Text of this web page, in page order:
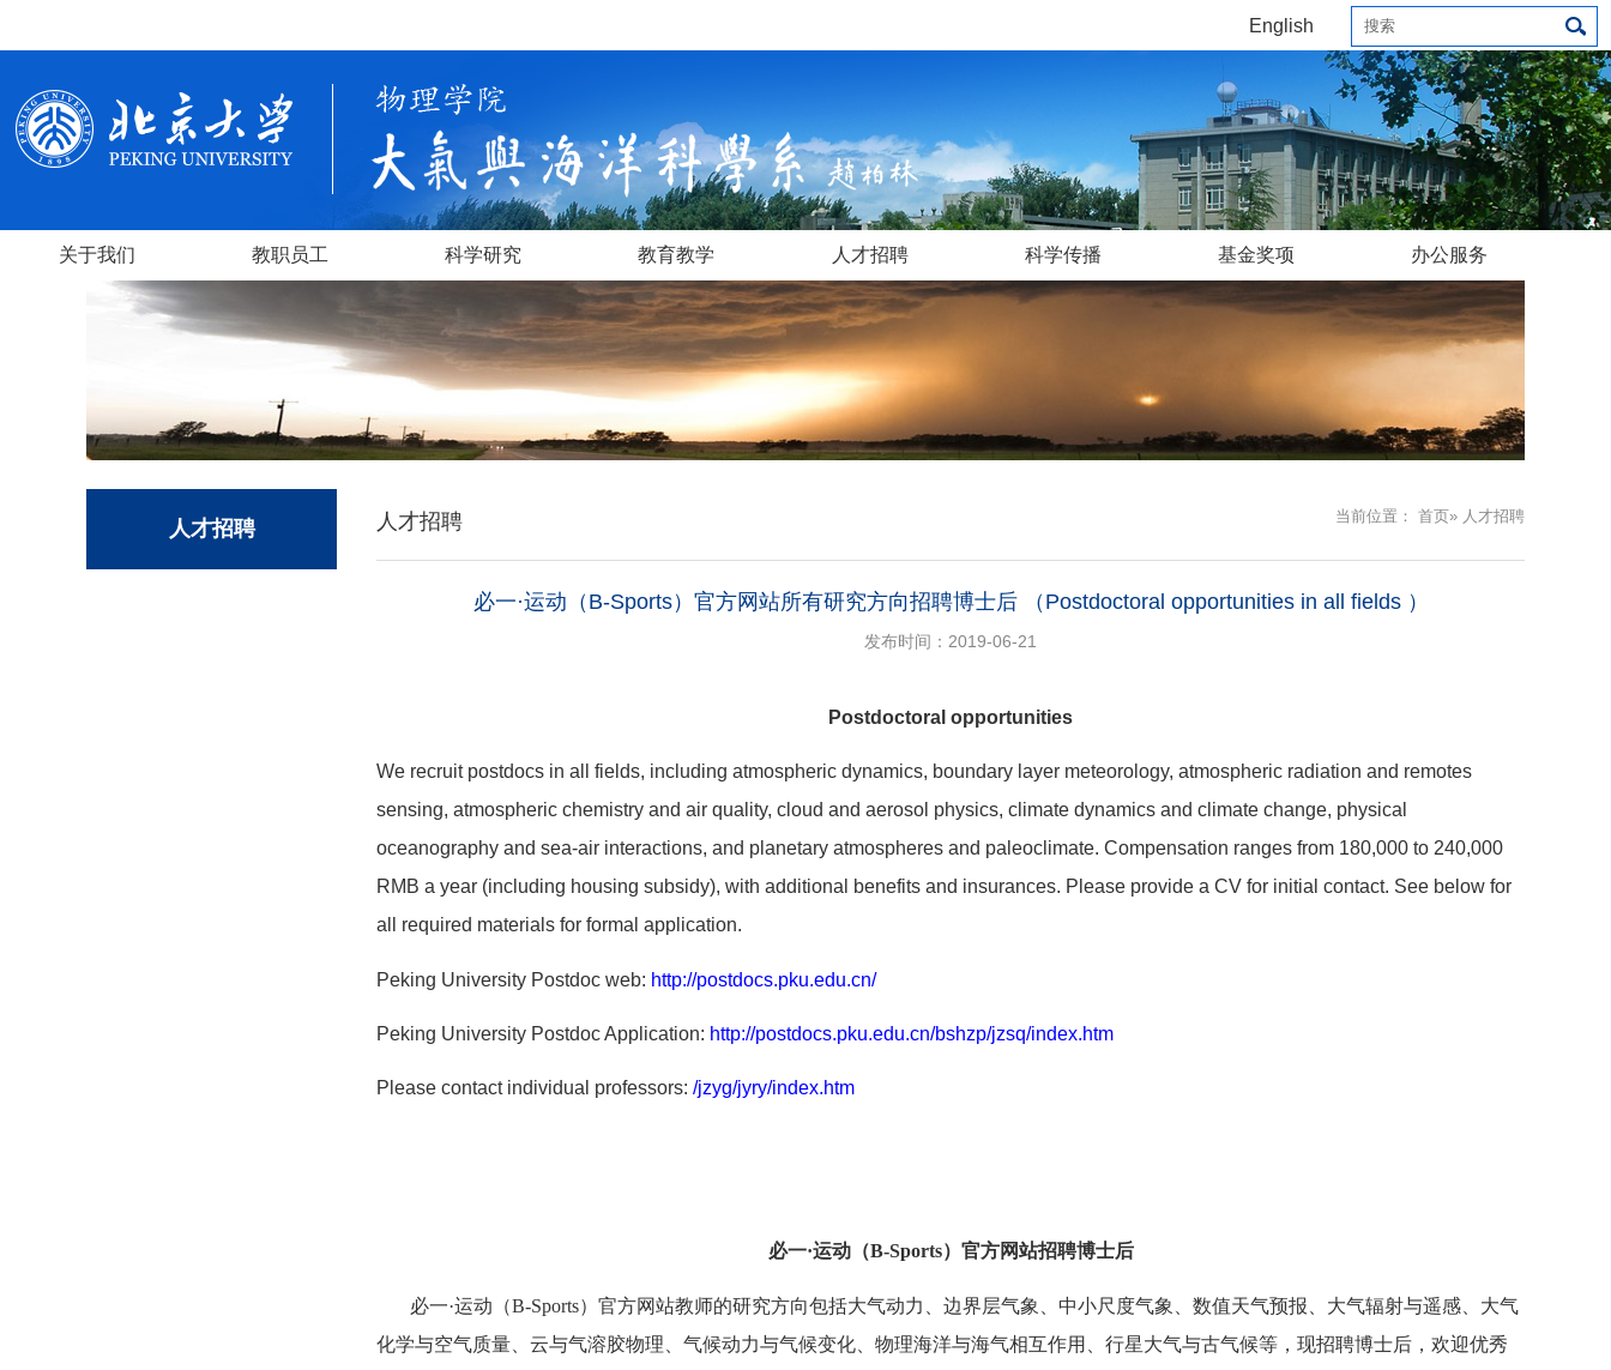
English
关于我们 教职员工 科学研究 教育教学 人才招聘 科学传播 基金奖项 办公服务
人才招聘
当前位置： 首页» 人才招聘
人才招聘
必一·运动（B-Sports）官方网站所有研究方向招聘博士后 （Postdoctoral opportunities in all fields ）
发布时间：2019-06-21
Postdoctoral opportunities
We recruit postdocs in all fields, including atmospheric dynamics, boundary layer meteorology, atmospheric radiation and remotes
sensing, atmospheric chemistry and air quality, cloud and aerosol physics, climate dynamics and climate change, physical
oceanography and sea-air interactions, and planetary atmospheres and paleoclimate. Compensation ranges from 180,000 to 240,000
RMB a year (including housing subsidy), with additional benefits and insurances. Please provide a CV for initial contact. See below for
all required materials for formal application.
Peking University Postdoc web: http://postdocs.pku.edu.cn/
Peking University Postdoc Application: http://postdocs.pku.edu.cn/bshzp/jzsq/index.htm
Please contact individual professors: /jzyg/jyry/index.htm
必一·运动（B-Sports）官方网站招聘博士后
必一·运动（B-Sports）官方网站教师的研究方向包括大气动力、边界层气象、中小尺度气象、数值天气预报、大气辐射与遥感、大气
化学与空气质量、云与气溶胶物理、气候动力与气候变化、物理海洋与海气相互作用、行星大气与古气候等，现招聘博士后，欢迎优秀